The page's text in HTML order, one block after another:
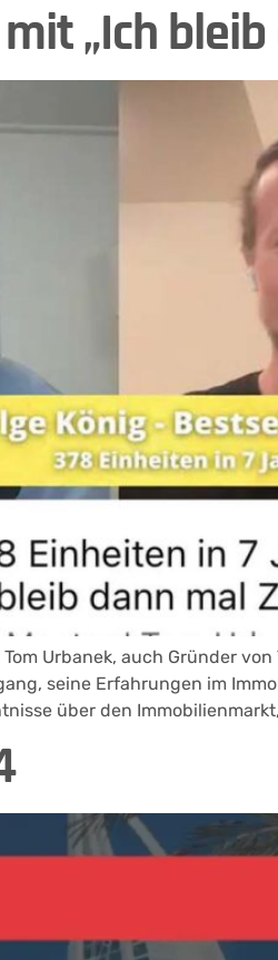
„Ich
Tom Urbanek, auch Gründer
seine Erfahrungen im
über den